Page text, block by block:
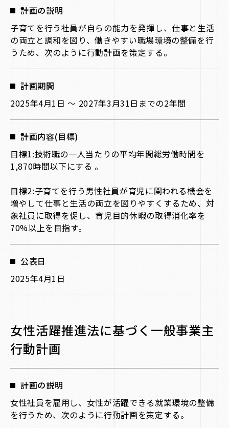
計画の説明
子育てを行う社員が自らの能力を発揮し、仕事と生活
の両立と調和を図り、働きやすい職場環境の整備を行
うため、次のように行動計画を策定する。
計画期間
2025年4月1日 〜 2027年3月31日までの2年間
計画内容(目標)
目標1:技術職の一人当たりの平均年間総労働時間を
1,870時間以下にする 。
目標2:子育てを行う男性社員が育児に関われる機会を
増やして仕事と生活の両立を図りやすくするため、対
象社員に取得を促し、育児目的休暇の取得消化率を
70%以上を目指す。
公表日
2025年4月1日
女性活躍推進法に基づく一般事業主
行動計画
計画の説明
女性社員を雇用し、女性が活躍できる就業環境の整備
を行うため、次のように行動計画を策定する。